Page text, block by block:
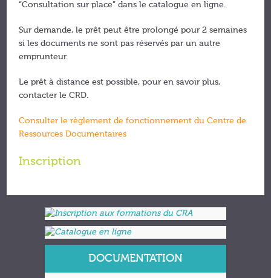
“Consultation sur place” dans le catalogue en ligne.
Sur demande, le prêt peut être prolongé pour 2 semaines
si les documents ne sont pas réservés par un autre
emprunteur.
Le prêt à distance est possible, pour en savoir plus,
contacter le CRD.
Consulter le règlement de fonctionnement du Centre de
Ressources Documentaires
Inscription
DOCUMENTATION